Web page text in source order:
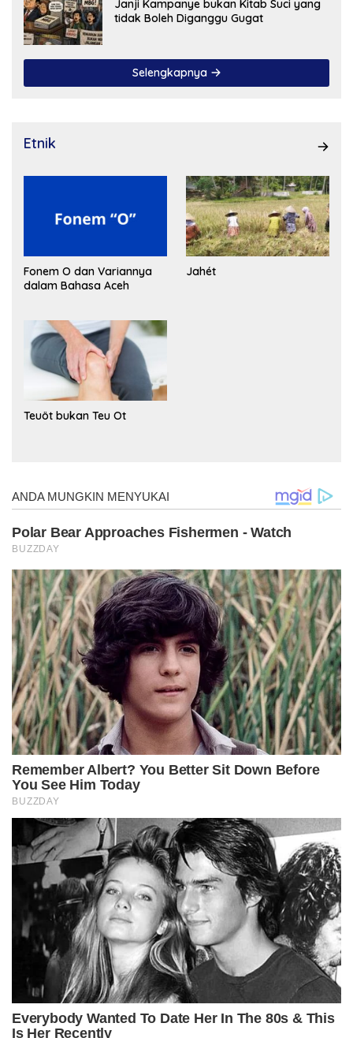
Janji Kampanye bukan Kitab Suci yang
tidak Boleh Diganggu Gugat
Selengkapnya
Etnik
Fonem O dan Variannya
dalam Bahasa Aceh
Jahét
Teuöt bukan Teu Ot